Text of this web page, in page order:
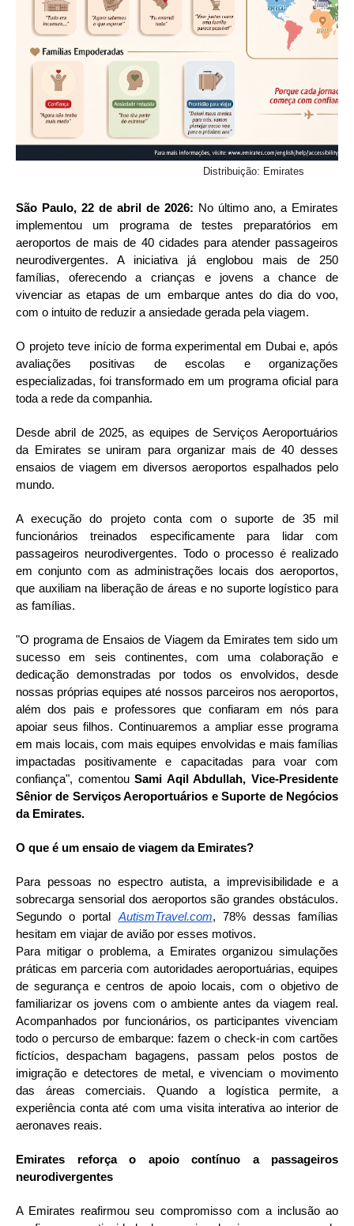
Distribuição: Emirates
São Paulo, 22 de abril de 2026: No último ano, a Emirates
implementou um programa de testes preparatórios em
aeroportos de mais de 40 cidades para atender passageiros
neurodivergentes. A iniciativa já englobou mais de 250
famílias, oferecendo a crianças e jovens a chance de
vivenciar as etapas de um embarque antes do dia do voo,
com o intuito de reduzir a ansiedade gerada pela viagem.
O projeto teve início de forma experimental em Dubai e, após
avaliações positivas de escolas e organizações
especializadas, foi transformado em um programa oficial para
toda a rede da companhia.
Desde abril de 2025, as equipes de Serviços Aeroportuários
da Emirates se uniram para organizar mais de 40 desses
ensaios de viagem em diversos aeroportos espalhados pelo
mundo.
A execução do projeto conta com o suporte de 35 mil
funcionários treinados especificamente para lidar com
passageiros neurodivergentes. Todo o processo é realizado
em conjunto com as administrações locais dos aeroportos,
que auxiliam na liberação de áreas e no suporte logístico para
as famílias.
"O programa de Ensaios de Viagem da Emirates tem sido um
sucesso em seis continentes, com uma colaboração e
dedicação demonstradas por todos os envolvidos, desde
nossas próprias equipes até nossos parceiros nos aeroportos,
além dos pais e professores que confiaram em nós para
apoiar seus filhos. Continuaremos a ampliar esse programa
em mais locais, com mais equipes envolvidas e mais famílias
impactadas positivamente e capacitadas para voar com
confiança", comentouSami Aqil Abdullah, Vice-Presidente
Sênior de Serviços Aeroportuários e Suporte de Negócios
da Emirates.
O que é um ensaio de viagem da Emirates?
Para pessoas no espectro autista, a imprevisibilidade e a
sobrecarga sensorial dos aeroportos são grandes obstáculos.
Segundo o portal AutismTravel.com, 78% dessas famílias
hesitam em viajar de avião por esses motivos.
Para mitigar o problema, a Emirates organizou simulações
práticas em parceria com autoridades aeroportuárias, equipes
de segurança e centros de apoio locais, com o objetivo de
familiarizar os jovens com o ambiente antes da viagem real.
Acompanhados por funcionários, os participantes vivenciam
todo o percurso de embarque: fazem o check-in com cartões
fictícios, despacham bagagens, passam pelos postos de
imigração e detectores de metal, e vivenciam o movimento
das áreas comerciais. Quando a logística permite, a
experiência conta até com uma visita interativa ao interior de
aeronaves reais.
Emirates reforça o apoio contínuo a passageiros
neurodivergentes
A Emirates reafirmou seu compromisso com a inclusão ao